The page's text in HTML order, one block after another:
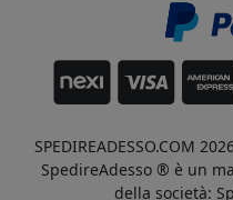
SPEDIREADESSO.COM
SpedireAdesso ® è un
della società: